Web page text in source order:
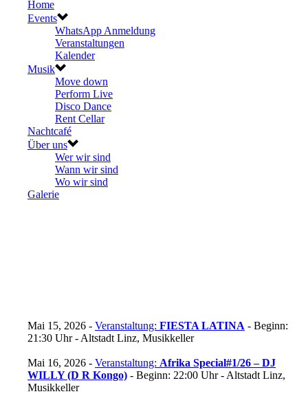
Home
Events
WhatsApp Anmeldung
Veranstaltungen
Kalender
Musik
Move down
Perform Live
Disco Dance
Rent Cellar
Nachtcafé
Über uns
Wer wir sind
Wann wir sind
Wo wir sind
Galerie
Mai 15, 2026 - Veranstaltung: FIESTA LATINA - Beginn:
21:30 Uhr - Altstadt Linz, Musikkeller
Mai 16, 2026 - Veranstaltung: Afrika Special#1/26 – DJ
WILLY (D R Kongo) - Beginn: 22:00 Uhr - Altstadt Linz,
Musikkeller